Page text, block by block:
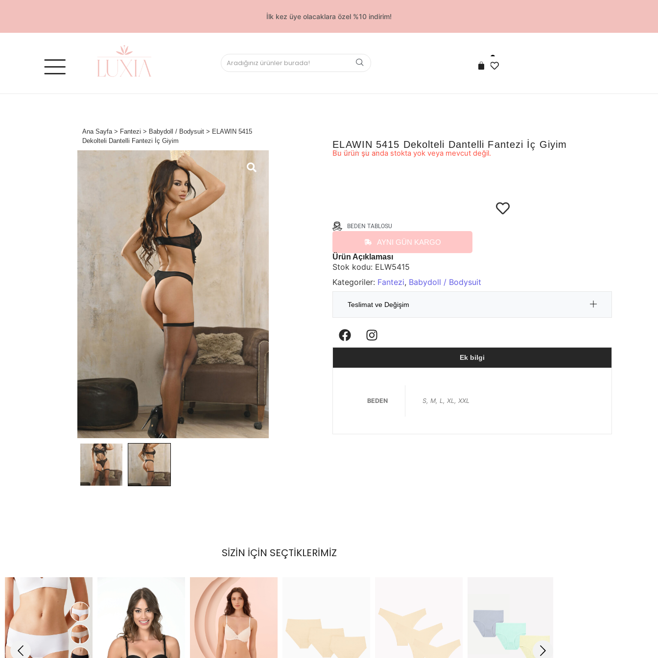
İlk kez üye olacaklara özel %10 indirim!
Ana Sayfa> Fantezi > Babydoll / Bodysuit> ELAWIN 5415
Dekolteli Dantelli Fantezi İç Giyim
ELAWIN 5415 Dekolteli Dantelli Fantezi İç Giyim
☆☆☆☆☆
Bu ürün şu anda stokta yok veya mevcut değil.
BEDEN TABLOSU
AYNI GÜN KARGO
Ürün Açıklaması
Stok kodu: ELW5415
Kategoriler: Fantezi, Babydoll / Bodysuit
Teslimat ve Değişim
Ek bilgi
BEDEN S, M, L, XL, XXL
SİZİN İÇİN SEÇTİKLERİMİZ